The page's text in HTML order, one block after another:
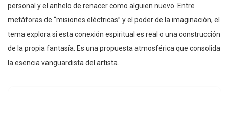
personal y el anhelo de renacer como alguien nuevo. Entre
metáforas de “misiones eléctricas” y el poder de la imaginación, el
tema explora si esta conexión espiritual es real o una construcción
de la propia fantasía. Es una propuesta atmosférica que consolida
la esencia vanguardista del artista.